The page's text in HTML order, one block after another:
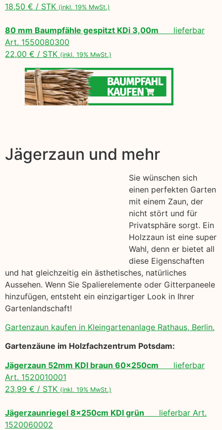
18,50 € / STK (inkl. 19% MwSt.)
80 mm Baumpfähle gespitzt KDi 3,00m lieferbar
Art. 1550080300
22,00 € / STK (inkl. 19% MwSt.)
Jägerzaun und mehr
Sie wünschen sich
einen perfekten Garten
mit einem Zaun, der
nicht stört und für
Privatsphäre sorgt. Ein
Holzzaun ist eine super
Wahl, denn er bietet all
diese Eigenschaften
und hat gleichzeitig ein ästhetisches, natürliches
Aussehen. Wenn Sie Spalierelemente oder Gitterpaneele
hinzufügen, entsteht ein einzigartiger Look in Ihrer
Gartenlandschaft!
Gartenzaun kaufen in Kleingartenanlage Rathaus, Berlin.
Gartenzäune im Holzfachzentrum Potsdam:
Jägerzaun 52mm KDI braun 60x250cm lieferbar
Art. 1520010001
23,99 € / STK (inkl. 19% MwSt.)
Jägerzaunriegel 8x250cm KDI grün lieferbar Art.
1520060002